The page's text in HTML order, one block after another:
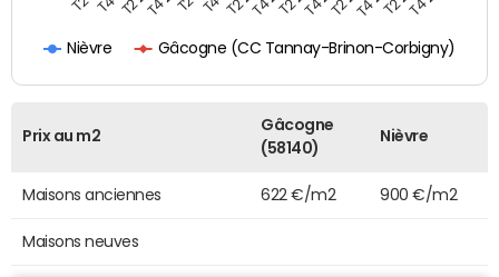
Nièvre Gâcogne (CC Tannay-Brinon-Corbigny)
Prix au m2
Gâcogne
(58140)
Nièvre
Maisons anciennes 622 €/m2 900 €/m2
Maisons neuves